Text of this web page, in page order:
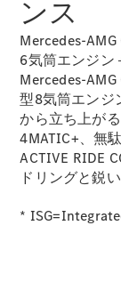
Maybach
GLS
G-
Class
G-Class
試乗リク
スト
オンライ
ム
ンス
Mercedes-
6気筒エンジン
Mercedes-
型8気筒エンジ
から立ち上が
4MATIC+、無
ACTIVE RIDE
ドリングと鋭
*